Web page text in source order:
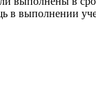
в выполнении